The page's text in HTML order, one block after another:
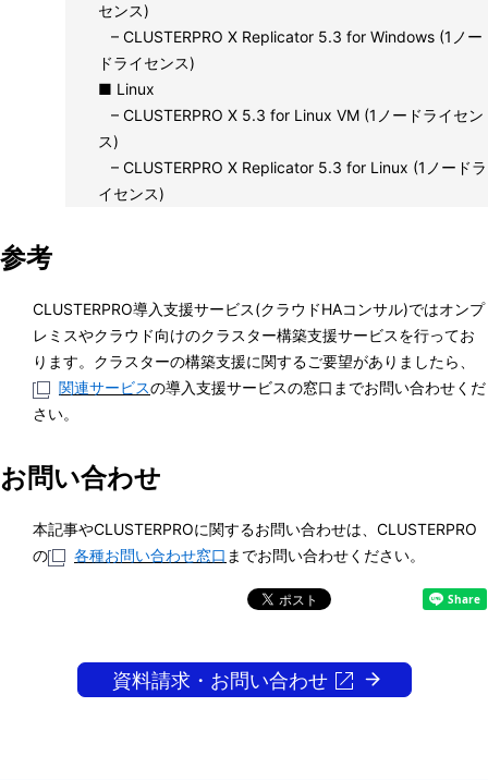
センス)
– CLUSTERPRO X Replicator 5.3 for Windows (1ノー
ドライセンス)
■ Linux
– CLUSTERPRO X 5.3 for Linux VM (1ノードライセン
ス)
– CLUSTERPRO X Replicator 5.3 for Linux (1ノードラ
イセンス)
参考
CLUSTERPRO導入支援サービス(クラウドHAコンサル)ではオンプ
レミスやクラウド向けのクラスター構築支援サービスを行ってお
ります。クラスターの構築支援に関するご要望がありましたら、
関連サービスの導入支援サービスの窓口までお問い合わせくだ
さい。
お問い合わせ
本記事やCLUSTERPROに関するお問い合わせは、CLUSTERPRO
の
各種お問い合わせ窓口 までお問い合わせください。
資料請求・お問い合わせ